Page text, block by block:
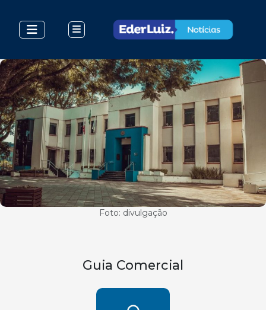
Foto: divulgação
Guia Comercial